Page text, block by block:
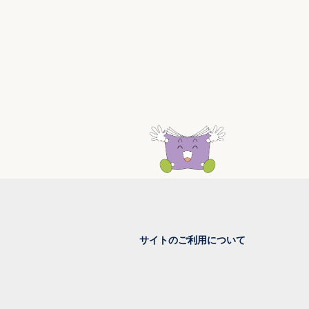
サイトのご利用について